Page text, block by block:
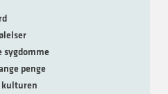
sygdomme
penge
kulturen